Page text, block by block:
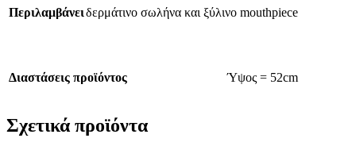
Περιλαμβάνειδερμάτινο σωλήνα και ξύλινο mouthpiece
Διαστάσεις προϊόντος Ύψος = 52cm
Σχετικά προϊόντα